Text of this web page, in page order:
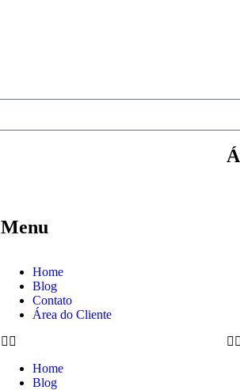
Menu
Home
Blog
Contato
Área do Cliente
Home
Blog